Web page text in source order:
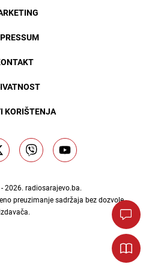
KORIŠTENJA
2026. radiosarajevo.ba.
preuzimanje sadržaja bez dozvole
izdavača.